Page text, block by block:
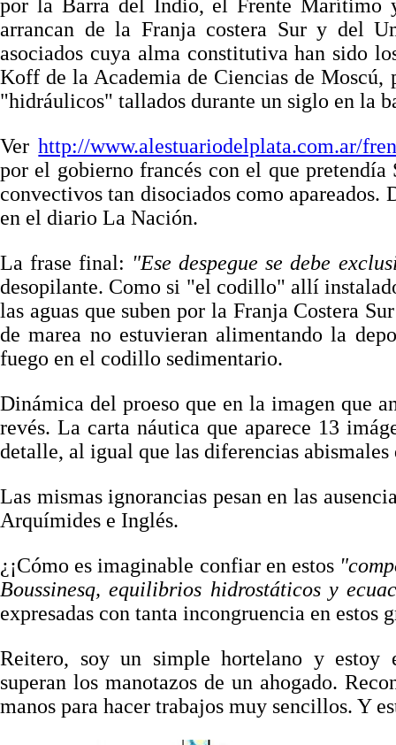
por la Barra del Indio, el Frente Marítimo
arrancan de la Franja costera Sur y del
asociados cuya alma constitutiva han sido
Koff de la Academia de Ciencias de Moscú,
"hidráulicos" tallados durante un siglo en la
Verhttp://www.alestuariodelplata.com.ar/
por el gobierno francés con el que
convectivos tan disociados como
en el diario La Nación.
La frase final: "Ese despegue se debe
desopilante. Como si "el codillo" allí
las aguas que suben por la Franja Costera
de marea no estuvieran alimentando la
fuego en el codillo sedimentario.
Dinámica del proeso que en la imagen que
revés. La carta náutica que aparece 13
detalle, al igual que las diferencias
Las mismas ignorancias pesan en las
Arquímides e Inglés.
¿¡Cómo es imaginable confiar en estos
Boussinesq, equilibrios hidrostáticos y
expresadas con tanta incongruencia en estos
Reitero, soy un simple hortelano y estoy
superan los manotazos de un ahogado.
manos para hacer trabajos muy sencillos. Y